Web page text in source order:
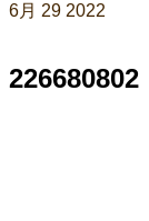
6月 29 2022
226680802